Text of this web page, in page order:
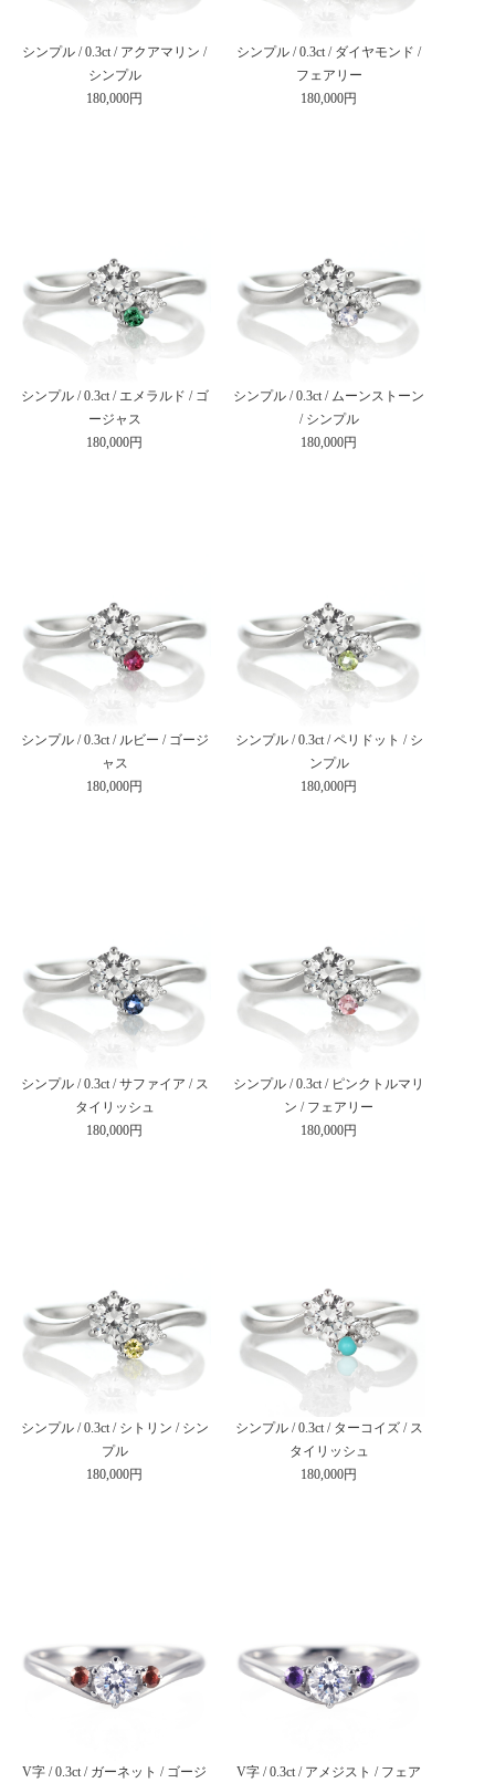
シンプル / 0.3ct / アクアマリン /
シンプル
180,000円
シンプル / 0.3ct / ダイヤモンド /
フェアリー
180,000円
シンプル / 0.3ct / エメラルド / ゴ
ージャス
180,000円
シンプル / 0.3ct / ムーンストーン
/ シンプル
180,000円
シンプル / 0.3ct / ルビー / ゴージ
ャス
180,000円
シンプル / 0.3ct / ペリドット / シ
ンプル
180,000円
シンプル / 0.3ct / サファイア / ス
タイリッシュ
180,000円
シンプル / 0.3ct / ピンクトルマリ
ン / フェアリー
180,000円
シンプル / 0.3ct / シトリン / シン
プル
180,000円
シンプル / 0.3ct / ターコイズ / ス
タイリッシュ
180,000円
V字 / 0.3ct / ガーネット / ゴージ
V字 / 0.3ct / アメジスト / フェア